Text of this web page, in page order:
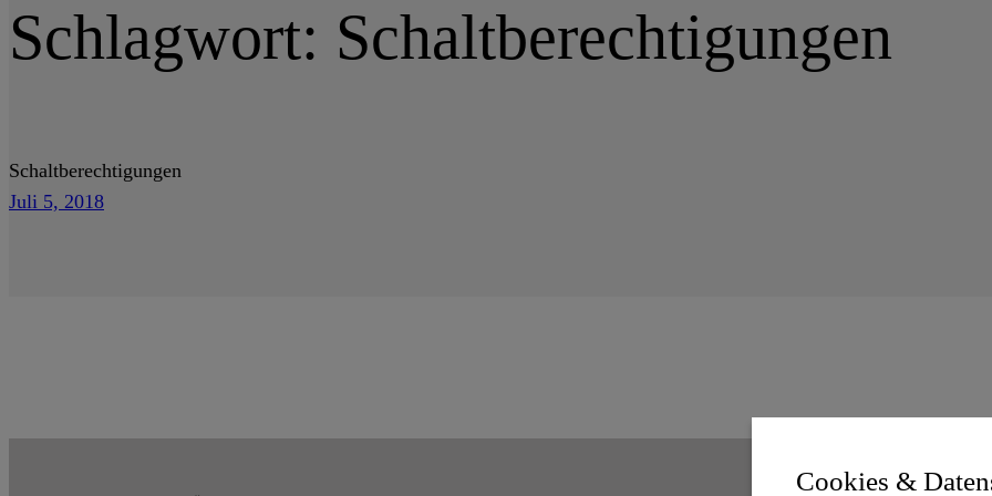
Schlagwort: Schaltberechtigungen
Schaltberechtigungen
Juli 5, 2018
Cookies &